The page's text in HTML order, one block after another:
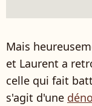
Mais
et Laurent a
celle qui fait
s'agit d'une